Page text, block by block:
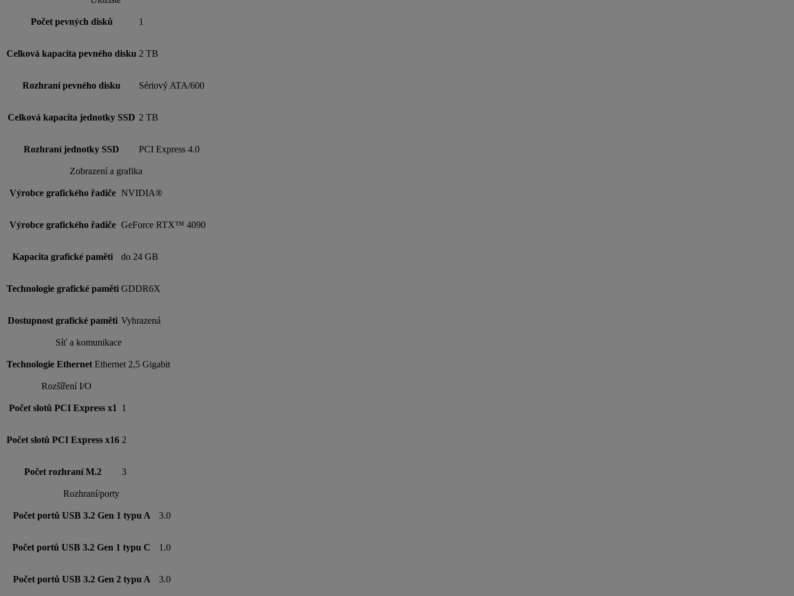
Počet pevných disků 1
Celková kapacita pevného disku 2 TB
Rozhraní pevného disku Sériový ATA/600
Celková kapacita jednotky SSD 2 TB
Rozhraní jednotky SSD PCI Express 4.0
Zobrazení a grafika
Výrobce grafického řadiče NVIDIA®
Výrobce grafického řadiče GeForce RTX™ 4090
Kapacita grafické paměti do 24 GB
Technologie grafické paměti GDDR6X
Dostupnost grafické paměti Vyhrazená
Síť a komunikace
Technologie Ethernet Ethernet 2,5 Gigabit
Rozšíření I/O
Počet slotů PCI Express x1 1
Počet slotů PCI Express x16 2
Počet rozhraní M.2 3
Rozhraní/porty
Počet portů USB 3.2 Gen 1 typu A 3.0
Počet portů USB 3.2 Gen 1 typu C 1.0
Počet portů USB 3.2 Gen 2 typu A 3.0